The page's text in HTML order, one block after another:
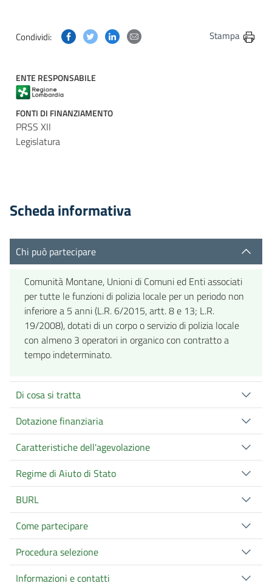
Condividi: Condividi questa pagina su Facebook
Condividi questa pagina su Twitter
Condividi questa pagina su Linkedin
Condividi questa pagina via
Stampa
ENTE RESPONSABILE
FONTI DI FINANZIAMENTO
PRSS XII
Legislatura
Scheda informativa
Chi può partecipare
Comunità Montane, Unioni di Comuni ed Enti associati
per tutte le funzioni di polizia locale per un periodo non
inferiore a 5 anni (L.R. 6/2015, artt. 8 e 13; L.R.
19/2008), dotati di un corpo o servizio di polizia locale
con almeno 3 operatori in organico con contratto a
tempo indeterminato.
Di cosa si tratta
Dotazione finanziaria
Caratteristiche dell'agevolazione
Regime di Aiuto di Stato
BURL
Come partecipare
Procedura selezione
Informazioni e contatti